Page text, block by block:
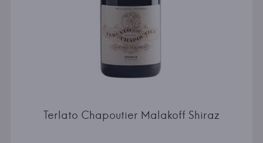
Terlato Chapoutier Malakoff Shiraz